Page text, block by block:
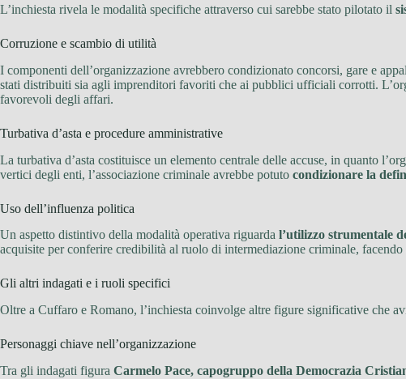
L’inchiesta rivela le modalità specifiche attraverso cui sarebbe stato pilotato il
Corruzione e scambio di utilità
I componenti dell’organizzazione avrebbero condizionato concorsi, gare e
stati distribuiti sia agli imprenditori favoriti che ai pubblici ufficiali corrotti.
favorevoli degli affari.
Turbativa d’asta e procedure amministrative
La turbativa d’asta costituisce un elemento centrale delle accuse, in quanto
vertici degli enti, l’associazione criminale avrebbe potuto condizionare la
Uso dell’influenza politica
Un aspetto distintivo della modalità operativa riguarda l’utilizzo strumentale
acquisite per conferire credibilità al ruolo di intermediazione criminale,
Gli altri indagati e i ruoli specifici
Oltre a Cuffaro e Romano, l’inchiesta coinvolge altre figure significative che
Personaggi chiave nell’organizzazione
Tra gli indagati figura Carmelo Pace, capogruppo della Democrazia